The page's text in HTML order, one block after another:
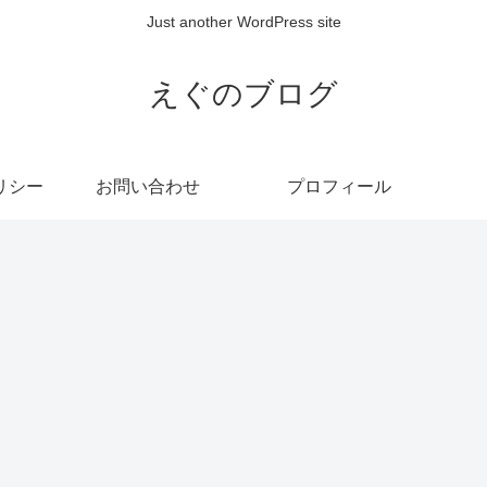
Just another WordPress site
えぐのブログ
シー お問い合わせ プロフィール